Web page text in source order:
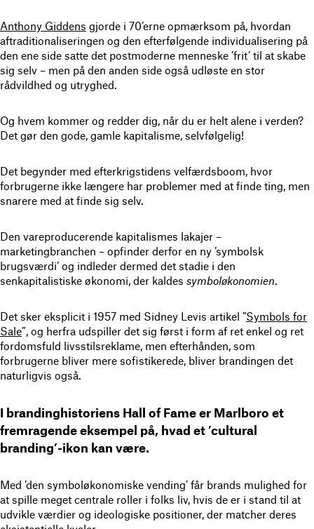
Anthony Giddens gjorde i 70’erne opmærksom på, hvordan
aftraditionaliseringen og den efterfølgende individualisering på
den ene side satte det postmoderne menneske ’frit’ til at skabe
sig selv – men på den anden side også udløste en stor
rådvildhed og utryghed.
Og hvem kommer og redder dig, når du er helt alene i verden?
Det gør den gode, gamle kapitalisme, selvfølgelig!
Det begynder med efterkrigstidens velfærdsboom, hvor
forbrugerne ikke længere har problemer med at finde ting, men
snarere med at finde sig selv.
Den vareproducerende kapitalismes lakajer –
marketingbranchen – opfinder derfor en ny ’symbolsk
brugsværdi’ og indleder dermed det stadie i den
senkapitalistiske økonomi, der kaldes symboløkonomien.
Det sker eksplicit i 1957 med Sidney Levis artikel ”Symbols for
Sale”, og herfra udspiller det sig først i form af ret enkel og ret
fordomsfuld livsstilsreklame, men efterhånden, som
forbrugerne bliver mere sofistikerede, bliver brandingen det
naturligvis også.
I brandinghistoriens Hall of Fame er Marlboro et
fremragende eksempel på, hvad et ’cultural
branding’-ikon kan være.
Med ’den symboløkonomiske vending’ får brands mulighed for
at spille meget centrale roller i folks liv, hvis de er i stand til at
udvikle værdier og ideologiske positioner, der matcher deres